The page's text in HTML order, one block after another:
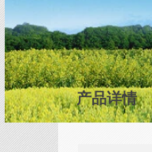
产品详情